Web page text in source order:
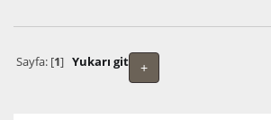
+
Sayfa: [1] Yukarı git